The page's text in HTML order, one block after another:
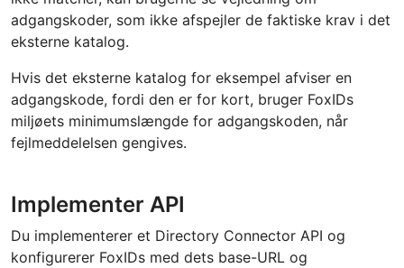
adgangskoder, som ikke afspejler de faktiske krav i det
eksterne katalog.
Hvis det eksterne katalog for eksempel afviser en
adgangskode, fordi den er for kort, bruger FoxIDs
miljøets minimumslængde for adgangskoden, når
fejlmeddelelsen gengives.
Implementer API
Du implementerer et Directory Connector API og
konfigurerer FoxIDs med dets base-URL og